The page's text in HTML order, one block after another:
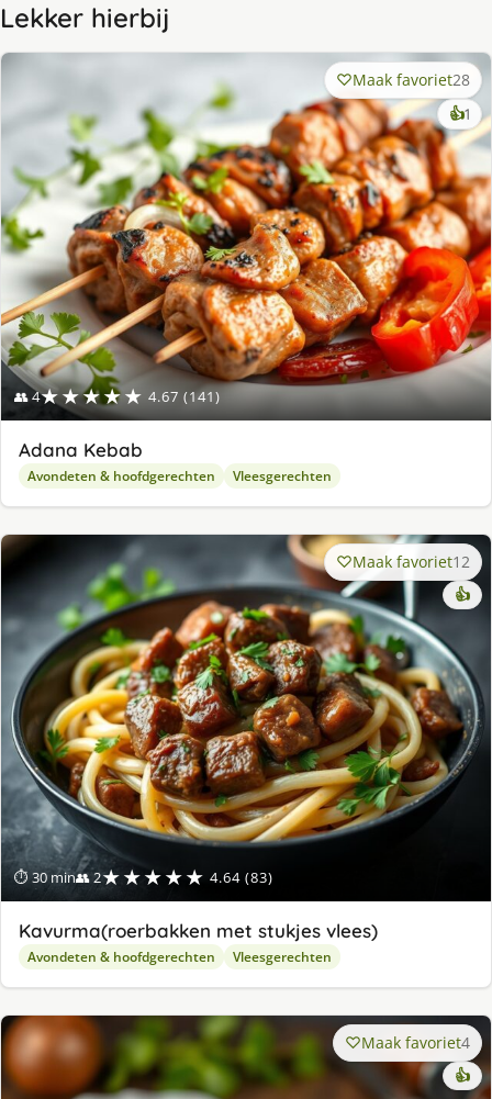
Lekker hierbij
👥 4★★★★★ 4.67 (141)
Maak favoriet28
👍1
Adana Kebab
Avondeten & hoofdgerechten Vleesgerechten
⏱ 30 min👥 2★★★★★ 4.64 (83)
Maak favoriet12
👍
Kavurma(roerbakken met stukjes vlees)
Avondeten & hoofdgerechten Vleesgerechten
Maak favoriet4
👍